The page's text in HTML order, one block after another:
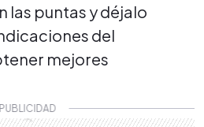
las puntas y déjalo
del
mejores